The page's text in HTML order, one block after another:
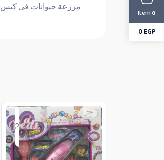
مزرعة حيوانات فى كيس 6 قطع 0
Item
0EGP